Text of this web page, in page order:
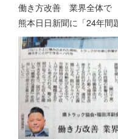
働き方改善 業界全体で
熊本日日新聞に「24年間